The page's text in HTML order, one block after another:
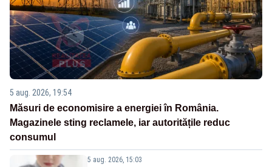
5 aug. 2026, 19:54
Măsuri de economisire a energiei în România.
Magazinele sting reclamele, iar autoritățile reduc
consumul
5 aug. 2026, 15:03